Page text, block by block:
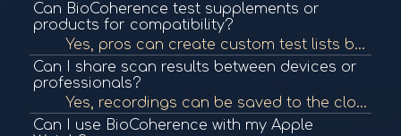
Can BioCoherence test supplements or
products for compatibility?
Yes, pros can create custom test lists by uploading images and descriptions of products, defining what they are believed to affect, and then test them against the client's current scan data to see if the body reacts positively.
Can I share scan results between devices or
professionals?
Yes, recordings can be saved to the cloud and accessed across devices. Clients and professionals can share results through shared logins or securely via the app and even conduct real-time remote sessions.
Can I use BioCoherence with my Apple